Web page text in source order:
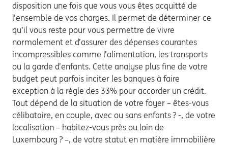
disposition une fois que vous vous êtes acquitté de
l’ensemble de vos charges. Il permet de déterminer ce
qu’il vous reste pour vous permettre de vivre
normalement et d’assurer des dépenses courantes
incompressibles comme l’alimentation, les transports
ou la garde d’enfants. Cette analyse plus fine de votre
budget peut parfois inciter les banques à faire
exception à la règle des 33% pour accorder un crédit.
Tout dépend de la situation de votre foyer – êtes-vous
célibataire, en couple, avec ou sans enfants ? -, de votre
localisation – habitez-vous près ou loin de
Luxembourg ? –, de votre statut en matière immobilière